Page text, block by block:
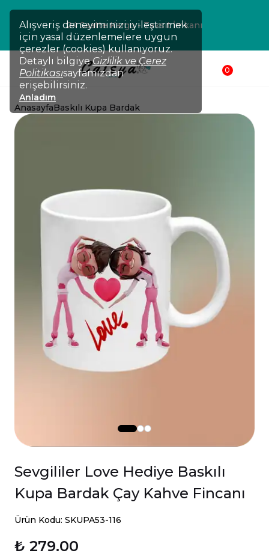
Alışveriş deneyiminizi iyileştirmek
için yasal düzenlemelere uygun
çerezler (cookies) kullanıyoruz.
Detaylı bilgiye Gizlilik ve Çerez
Politikasısayfamızdan
erişebilirsiniz.
Anladım
24 Saatte Kargo - Taksit İmkanı
0
AnasayfaBaskılı Kupa Bardak
Sevgililer Love Hediye Baskılı
Kupa Bardak Çay Kahve Fincanı
Ürün Kodu: SKUPA53-116
₺ 279.00